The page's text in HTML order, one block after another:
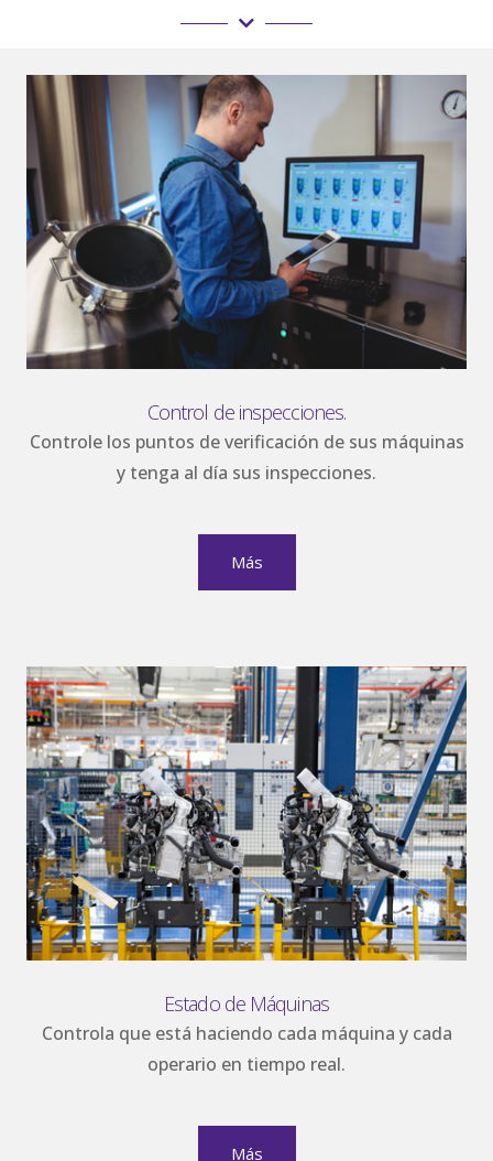
Control de inspecciones.
Controle los puntos de verificación de sus máquinas
y tenga al día sus inspecciones.
Más
Estado de Máquinas
Controla que está haciendo cada máquina y cada
operario en tiempo real.
Más